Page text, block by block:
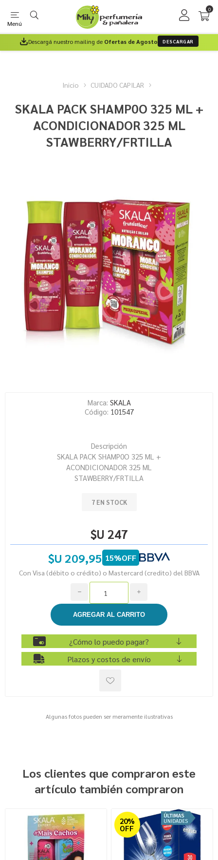
Menú
0
Descargá nuestro mailing de Ofertas de Agosto DESCARGAR
Inicio CUIDADO CAPILAR
SKALA PACK SHAMP0O 325 ML +
ACONDICIONADOR 325 ML
STAWBERRY/FRTILLA
Marca: SKALA
Código: 101547
Descripción
SKALA PACK SHAMP0O 325 ML +
ACONDICIONADOR 325 ML
STAWBERRY/FRTILLA
7 EN STOCK
$U 247
$U 209,95 15%OFF
Con Visa (débito o crédito) o Mastercard (credito) del BBVA
i
h
¿Cómo lo puedo pagar?
Plazos y costos de envío
Algunas fotos pueden ser meramente ilustrativas
Los clientes que compraron este
artículo también compraron
20%
OFF